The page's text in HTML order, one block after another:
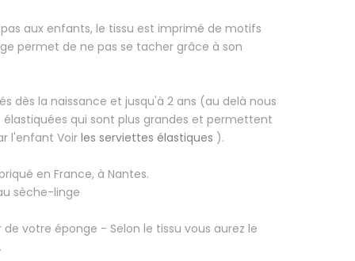
aux enfants, le tissu est imprimé de motifs
permet de ne pas se tacher grâce à son
dès la naissance et jusqu'à 2 ans (au delà nous
élastiquées qui sont plus grandes et permettent
l'enfant Voir les serviettes élastiques ).
en France, à Nantes.
sèche-linge
votre éponge - Selon le tissu vous aurez le